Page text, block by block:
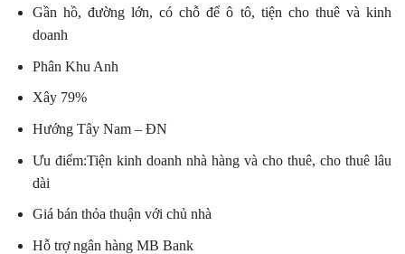
Gần hồ, đường lớn, có chỗ để ô tô, tiện cho thuê và kinh
doanh
Phân Khu Anh
Xây 79%
Hướng Tây Nam – ĐN
Ưu điểm:Tiện kinh doanh nhà hàng và cho thuê, cho thuê lâu
dài
Giá bán thỏa thuận với chủ nhà
Hỗ trợ ngân hàng MB Bank